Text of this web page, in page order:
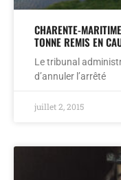
CHARENTE-
TONNE REMIS EN
Le tribunal
d’annuler l’arrêté
juillet 2, 2015